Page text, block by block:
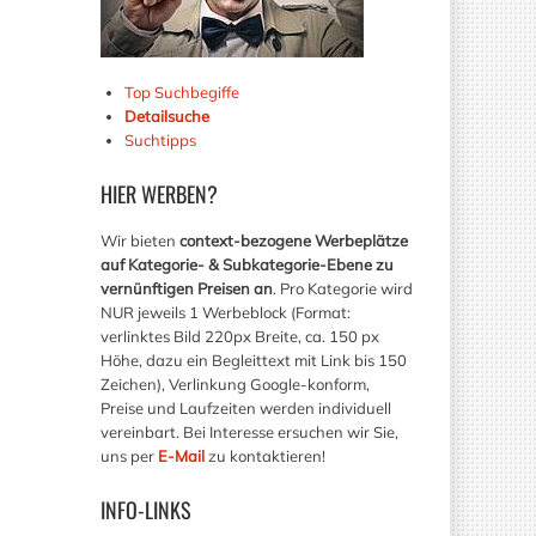
Top Suchbegiffe
Detailsuche
Suchtipps
HIERWERBEN?
Wir bieten context-bezogene Werbeplätze
auf Kategorie- & Subkategorie-Ebene zu
vernünftigen Preisen an. Pro Kategorie wird
NUR jeweils 1 Werbeblock (Format:
verlinktes Bild 220px Breite, ca. 150 px
Höhe, dazu ein Begleittext mit Link bis 150
Zeichen), Verlinkung Google-konform,
Preise und Laufzeiten werden individuell
vereinbart. Bei Interesse ersuchen wir Sie,
uns per E-Mailzu kontaktieren!
INFO-LINKS